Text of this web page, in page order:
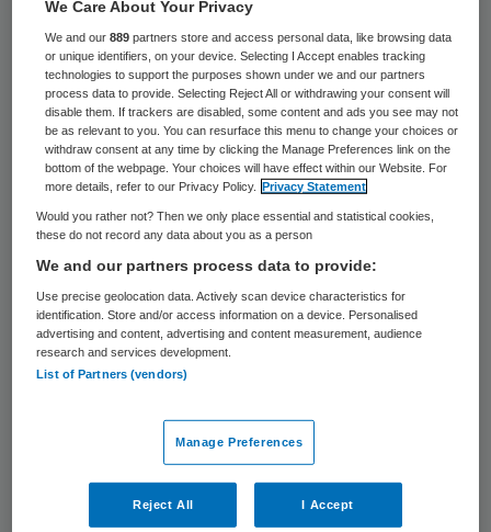
Het Martini Ziekenhuis lanceert een
campagne met de slogan ‘Dat is werken bij
#teammartini’ om medewerkers te werven.
Hiermee wil het Groningse ziekenhuis, dat
maandelijks gemiddeld 45 vacatures open
heeft staan, zich onderscheiden als
aantrekkelijke werkgever.
Onderdeel van de campagne is een
vernieuwdewebsite
trekken. Op de website staan openstaande
vacatures, maar ook verhalen over werken
bij het Martini Ziekenhuis. Het verhaal
van #teammartini is opgehaald bij
medewerkers uit alle afdelingen en
We Care About Your Privacy
We and our889 partners store and access personal data, like browsing data
or unique identifiers, on your device. Selecting I Accept enables tracking
technologies to support the purposes shown under we and our partners
process data to provide. Selecting Reject All or withdrawing your consent will
disable them. If trackers are disabled, some content and ads you see may not
be as relevant to you. You can resurface this menu to change your choices or
withdraw consent at any time by clicking the Manage Preferences link on the
bottom of the webpage. Your choices will have effect within our Website. For
more details, refer to our Privacy Policy.
Privacy Statement
Would you rather not? Then we only place essential and statistical cookies,
these do not record any data about you as a person
We and our partners process data to provide:
Use precise geolocation data. Actively scan device characteristics for
identification. Store and/or access information on a device. Personalised
advertising and content, advertising and content measurement, audience
research and services development.
List of Partners (vendors)
Manage Preferences
Reject All I Accept